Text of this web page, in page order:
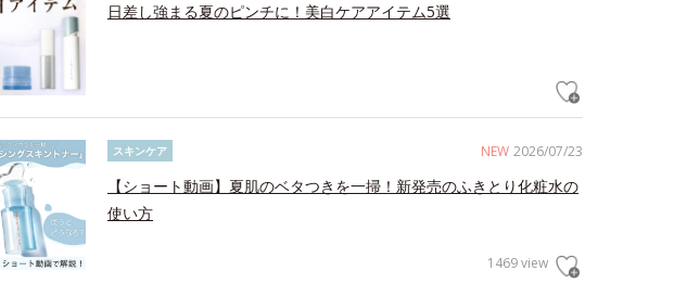
日差し強まる夏のピンチに！美白ケアアイテム5選
NEW 2026/07/23
スキンケア
【ショート動画】夏肌のベタつきを一掃！新発売のふきとり化粧水の
使い方
1469 view